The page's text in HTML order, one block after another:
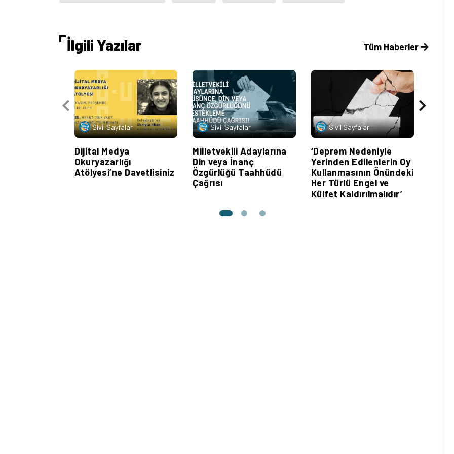
İlgili Yazılar Tüm Haberler
Sivil Sayfalar
Dijital Medya
Okuryazarlığı
Atölyesi’ne Davetlisiniz
Sivil Sayfalar
Milletvekili Adaylarına
Din veya İnanç
Özgürlüğü Taahhüdü
Çağrısı
Sivil Sayfalar
‘Deprem Nedeniyle
Yerinden Edilenlerin Oy
Kullanmasının Önündeki
Her Türlü Engel ve
Külfet Kaldırılmalıdır’
İhlali
için